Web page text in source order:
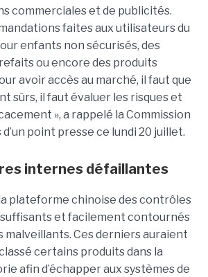
commerciales et de publicités.
faites aux utilisateurs du
enfants non sécurisés, des
ou encore des produits
avoir accès au marché, il faut que
sûrs, il faut évaluer les risques et
», a rappelé la Commission
point presse ce lundi 20 juillet.
internes défaillantes
la plateforme chinoise des contrôles
et facilement contournés
malveillants. Ces derniers auraient
certains produits dans la
afin d’échapper aux systèmes de